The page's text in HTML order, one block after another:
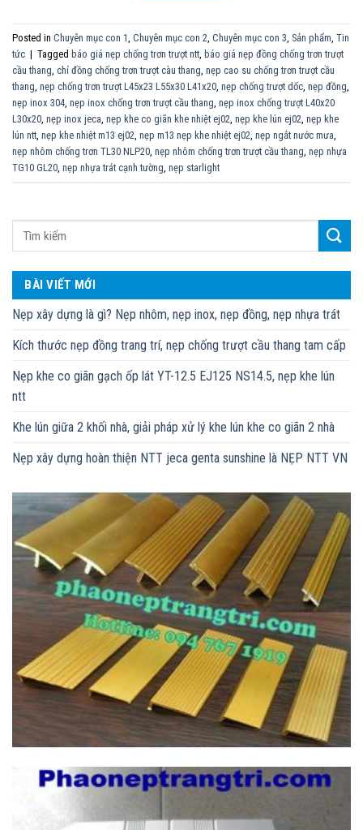
BÀI VIẾT MỚI
Nẹp xây dựng là gì? Nẹp nhôm, nẹp inox, nẹp đồng, nẹp nhựa trát
Kích thước nẹp đồng trang trí, nẹp chống trượt cầu thang tam cấp
Nẹp khe co giãn gạch ốp lát YT-12.5 EJ125 NS14.5, nẹp khe lún
ntt
Khe lún giữa 2 khối nhà, giải pháp xử lý khe lún khe co giãn 2 nhà
Nẹp xây dựng hoàn thiện NTT jeca genta sunshine là NẸP NTT VN
Posted in Chuyên mục con 1 Chuyên mục con 2 Chuyên mục con 3 Sản phẩm Tin
tức | Tagged báo giá nẹp chống trơn trượt ntt báo giá nẹp đồng chống trơn trượt
cầu thang chỉ đồng chống trơn trượt càu thang nẹp cao su chống trơn trượt cầu
thang nẹp chống trơn trượt L45x23 L55x30 L41x20 nẹp chống trượt dốc nẹp đồng
nẹp inox 304 nẹp inox chống trơn trượt cầu thang nẹp inox chống trượt L40x20
L30x20 nẹp inox jeca nẹp khe co giãn khe nhiệt ej02 nẹp khe lún ej02 nẹp khe
lún ntt nẹp khe nhiệt m13 ej02 nẹp m13 nẹp khe nhiệt ej02 nẹp ngắt nước mưa
nẹp nhôm chống trơn TL30 NLP20 nẹp nhôm chống trơn trượt cầu thang nẹp nhựa
TG10 GL20 nẹp nhựa trát cạnh tường nẹp starlight